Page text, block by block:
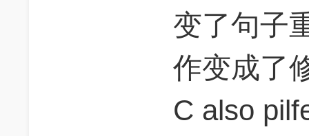
变了句子
作变成了
C also